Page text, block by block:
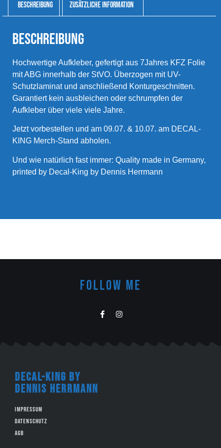
Beschreibung Zusätzliche Information
Beschreibung
Hochwertige Aufkleber, gefertigt aus 7Jahres KFZ Folie
mit ABG innerhalb der StVO. Überzogen mit UV-
Schutzlaminat und anschließend Konturgeschnitten.
Garantiert kein ausbleichen oder schrumpfen der
Aufkleber über viele viele Jahre.
Jetzt vorbestellen und am 09.07. & 10.07. am DECAL-
KING Merch-Stand abholen.
Und wie natürlich fast immer: Quality made in Germany,
printed by Decal-King by Dennis Herrmann
FOLLOW ME
decal-king by
Dennis Herrmann
Impressum
Datenschutz
AGB